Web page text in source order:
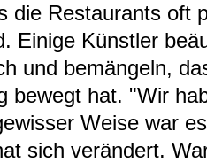
die Restaurants oft
Einige Künstler
und bemängeln,
bewegt hat. "Wir
Weise war
sich verändert.